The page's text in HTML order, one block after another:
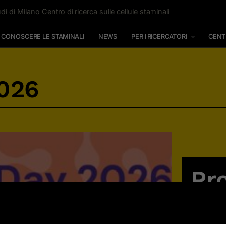
di Milano Centro di ricerca sulle cellule staminali
CONOSCERE LE STAMINALI NEWS PER I RICERCATORI